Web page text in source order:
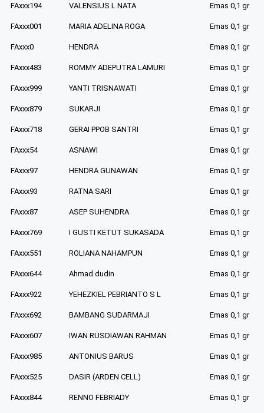
FAxxx194 VALENSIUS L NATA Emas 0,1 gr
FAxxx001 MARIA ADELINA ROGA Emas 0,1 gr
FAxxx0 HENDRA Emas 0,1 gr
FAxxx483 ROMMY ADEPUTRA LAMURI Emas 0,1 gr
FAxxx999 YANTI TRISNAWATI Emas 0,1 gr
FAxxx879 SUKARJI Emas 0,1 gr
FAxxx718 GERAI PPOB SANTRI Emas 0,1 gr
FAxxx54 ASNAWI Emas 0,1 gr
FAxxx97 HENDRA GUNAWAN Emas 0,1 gr
FAxxx93 RATNA SARI Emas 0,1 gr
FAxxx87 ASEP SUHENDRA Emas 0,1 gr
FAxxx769 I GUSTI KETUT SUKASADA Emas 0,1 gr
FAxxx551 ROLIANA NAHAMPUN Emas 0,1 gr
FAxxx644 Ahmad dudin Emas 0,1 gr
FAxxx922 YEHEZKIEL PEBRIANTO S L Emas 0,1 gr
FAxxx692 BAMBANG SUDARMAJI Emas 0,1 gr
FAxxx607 IWAN RUSDIAWAN RAHMAN Emas 0,1 gr
FAxxx985 ANTONIUS BARUS Emas 0,1 gr
FAxxx525 DASIR (ARDEN CELL) Emas 0,1 gr
FAxxx844 RENNO FEBRIADY Emas 0,1 gr